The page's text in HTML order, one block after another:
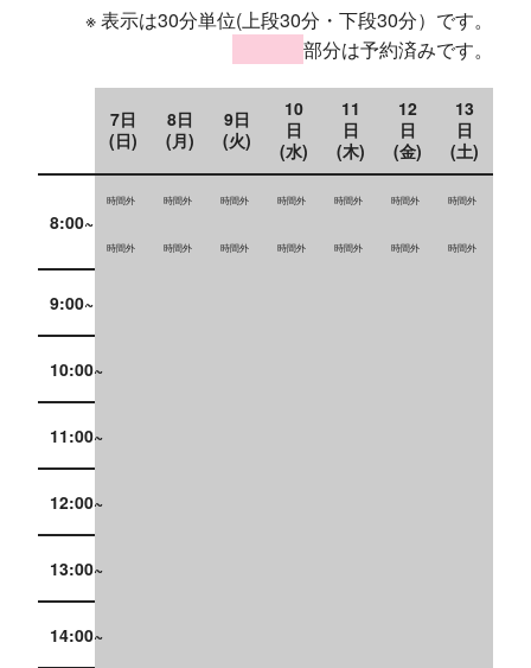
※ 表示は30分単位(上段30分・下段30分）です。
部分は予約済みです。
7日
(日)
8日
(月)
9日
(火)
10
日
(水)
11
日
(木)
12
日
(金)
13
日
(土)
8:00~
時間外 時間外 時間外 時間外 時間外 時間外 時間外
時間外 時間外 時間外 時間外 時間外 時間外 時間外
9:00~
10:00~
11:00~
12:00~
13:00~
14:00~